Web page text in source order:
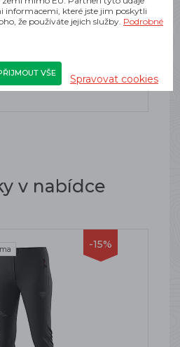
Kšiltovka
SKLADEM
v nabídce
-15%
které jste jim poskytli
že používáte jejich služby. Podrobné
VŠE Spravovat cookies